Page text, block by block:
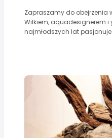
Zapraszamy do obejrzenia
Wilkiem, aquadesignerem i
najmłodszych lat pasjonuje